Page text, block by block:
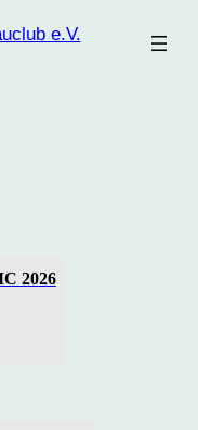
2026